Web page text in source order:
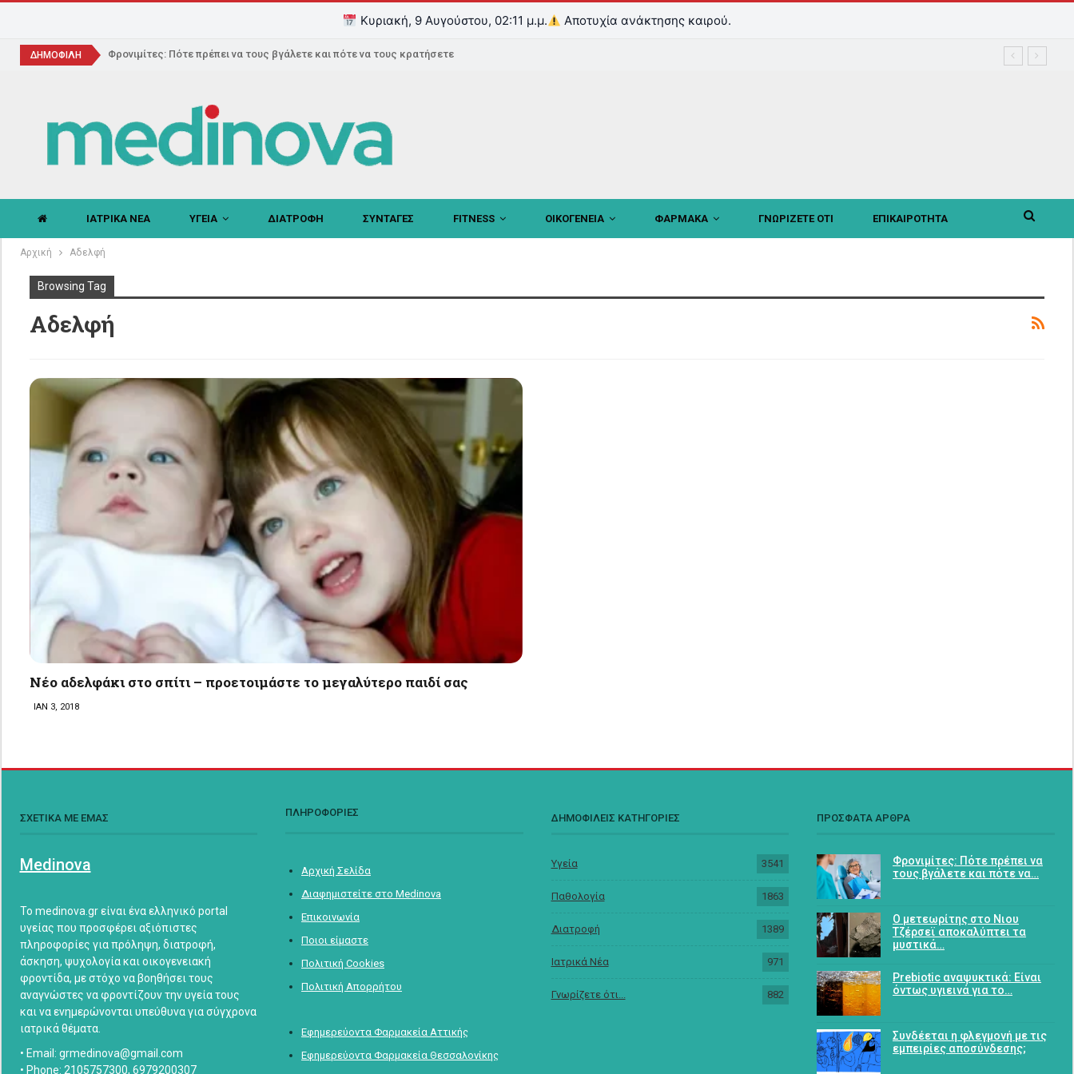
Κυριακή, 9 Αυγούστου, 02:11 μ.μ. Αποτυχία ανάκτησης καιρού.
ΔΗΜΟΦΙΛΗ Φρονιμίτες: Πότε πρέπει να τους βγάλετε και πότε να τους κρατήσετε
ΙΑΤΡΙΚΑ ΝΕΑ ΥΓΕΙΑ ΔΙΑΤΡΟΦΗ ΣΥΝΤΑΓΕΣ FITNESS ΟΙΚΟΓΕΝΕΙΑ ΦΑΡΜΑΚΑ ΓΝΩΡΙΖΕΤΕ ΟΤΙ ΕΠΙΚΑΙΡΟΤΗΤΑ
Αρχική Αδελφή
Browsing Tag
Αδελφή
Νέο αδελφάκι στο σπίτι – προετοιμάστε το μεγαλύτερο παιδί σας
ΙΑΝ 3, 2018
ΣΧΕΤΙΚΑ ΜΕ ΕΜΑΣ
Medinova
Το medinova.gr είναι ένα ελληνικό portal
υγείας που προσφέρει αξιόπιστες
πληροφορίες για πρόληψη, διατροφή,
άσκηση, ψυχολογία και οικογενειακή
φροντίδα, με στόχο να βοηθήσει τους
αναγνώστες να φροντίζουν την υγεία τους
και να ενημερώνονται υπεύθυνα για σύγχρονα
ιατρικά θέματα.
• Email: grmedinova@gmail.com
• Phone: 2105757300, 6979200307
ΠΛΗΡΟΦΟΡΙΕΣ
Αρχική Σελίδα
Διαφημιστείτε στο Medinova
Επικοινωνία
Ποιοι είμαστε
Πολιτική Cookies
Πολιτική Απορρήτου
Εφημερεύοντα Φαρμακεία Αττικής
Εφημερεύοντα Φαρμακεία Θεσσαλονίκης
ΔΗΜΟΦΙΛΕΙΣ ΚΑΤΗΓΟΡΙΕΣ
Υγεία 3541
Παθολογία 1863
Διατροφή 1389
Ιατρικά Νέα 971
Γνωρίζετε ότι... 882
ΠΡΟΣΦΑΤΑ ΑΡΘΡΑ
Φρονιμίτες: Πότε πρέπει να
τους βγάλετε και πότε να…
Ο μετεωρίτης στο Νιου
Τζέρσεϊ αποκαλύπτει τα
μυστικά…
Prebiotic αναψυκτικά: Είναι
όντως υγιεινά για το…
Συνδέεται η φλεγμονή με τις
εμπειρίες αποσύνδεσης;